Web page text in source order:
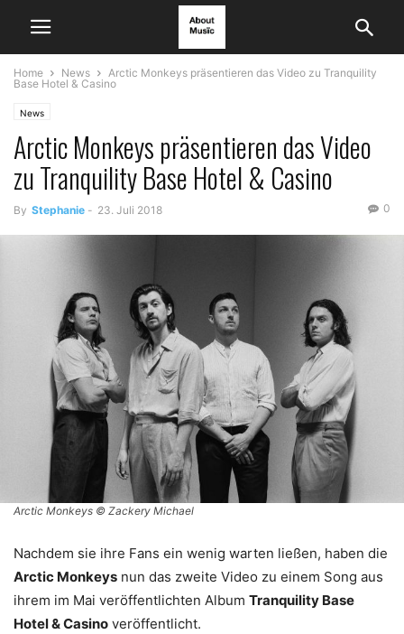
Home News
Arctic Monkeys präsentieren das Video zu Tranquility
Base Hotel & Casino
News
Arctic Monkeys präsentieren das Video
zu Tranquility Base Hotel & Casino
By Stephanie - 23. Juli 2018 0
Arctic Monkeys © Zackery Michael
Nachdem sie ihre Fans ein wenig warten ließen, haben die
Arctic Monkeys nun das zweite Video zu einem Song aus
ihrem im Mai veröffentlichten Album Tranquility Base
Hotel & Casino veröffentlicht.